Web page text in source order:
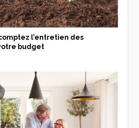
l’entretien des
budget